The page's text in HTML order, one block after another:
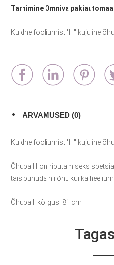
Tarnimine Omniva
Kuldne fooliumist "H" kujuline
ARVAMUSED (0)
Kuldne fooliumist "H" kujuline
Õhupallil on riputamiseks
täis puhuda nii õhu kui ka
Õhupalli kõrgus: 81 cm